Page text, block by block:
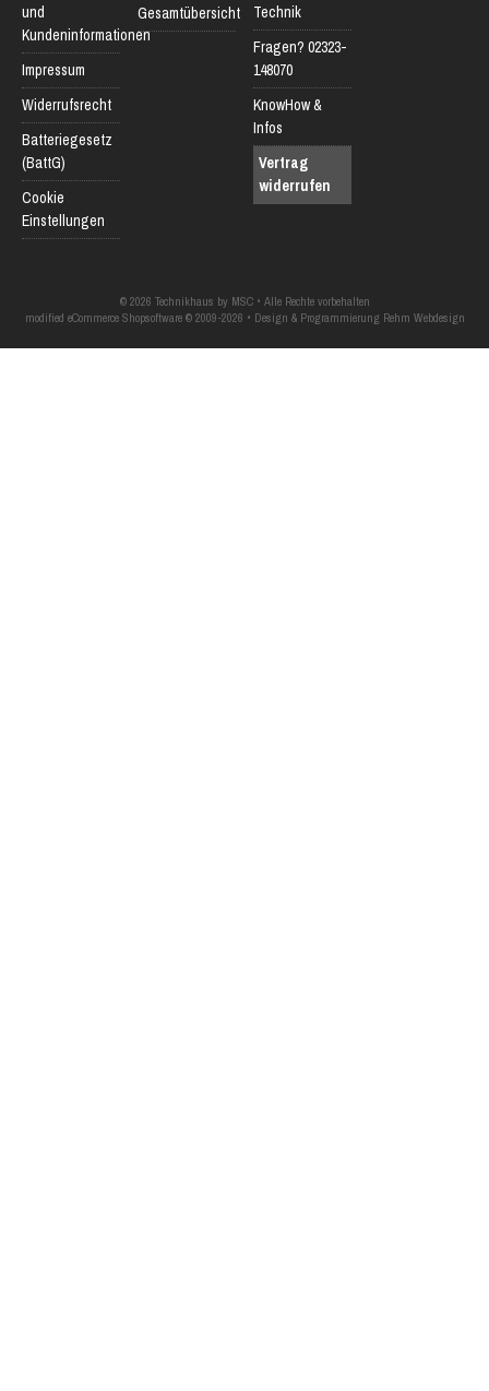
und
Kundeninformationen
Impressum
Widerrufsrecht
Batteriegesetz
(BattG)
Cookie
Einstellungen
Gesamtübersicht
Technik
Fragen? 02323-
148070
KnowHow &
Infos
Vertrag
widerrufen
© 2026 Technikhaus by MSC • Alle Rechte vorbehalten
modified eCommerce Shopsoftware © 2009-2026 • Design & Programmierung Rehm Webdesign